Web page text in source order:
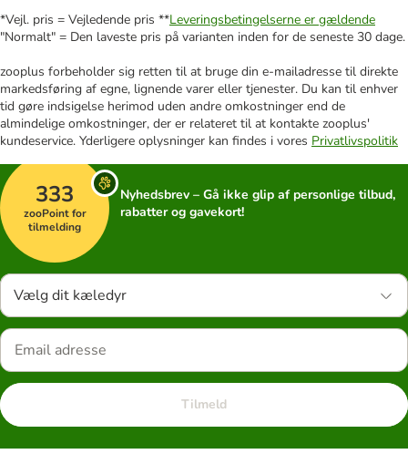
*Vejl. pris = Vejledende pris **Leveringsbetingelserne er gældende
"Normalt" = Den laveste pris på varianten inden for de seneste 30 dage.
zooplus forbeholder sig retten til at bruge din e-mailadresse til direkte
markedsføring af egne, lignende varer eller tjenester. Du kan til enhver
tid gøre indsigelse herimod uden andre omkostninger end de
almindelige omkostninger, der er relateret til at kontakte zooplus'
kundeservice. Yderligere oplysninger kan findes i vores Privatlivspolitik
333
zooPoint for
tilmelding
Nyhedsbrev – Gå ikke glip af personlige tilbud,
rabatter og gavekort!
Vælg dit kæledyr
Tilmeld